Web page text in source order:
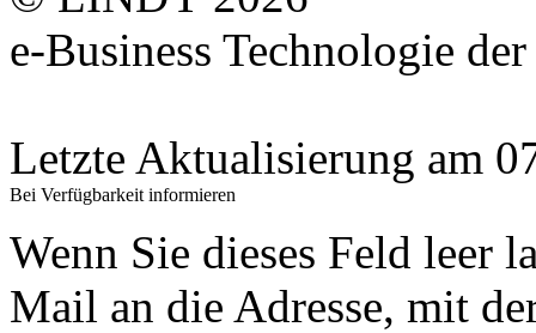
e-Business Technologie
Letzte Aktualisierung am
Bei Verfügbarkeit informieren
Wenn Sie dieses Feld leer
Mail an die Adresse, mit